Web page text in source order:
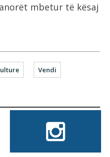
mbetur të kësaj
Vendi